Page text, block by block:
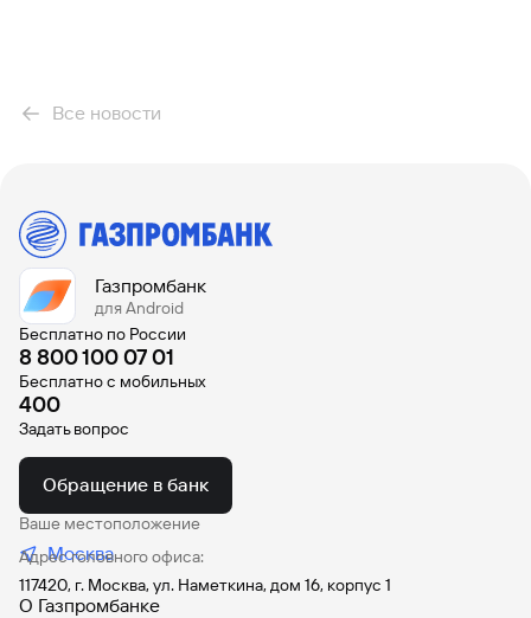
Все новости
Газпромбанк
для Android
Бесплатно по России
8 800 100 07 01
Бесплатно с мобильных
400
Задать вопрос
Обращение в банк
Ваше местоположение
Москва
Адрес головного офиса:
117420, г. Москва, ул. Наметкина, дом 16, корпус 1
О Газпромбанке